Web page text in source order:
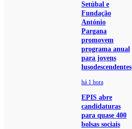
Setúbal e
Fundação
António
Pargana
promovem
programa anual
para jovens
lusodescendentes
há 1 hora
EPIS abre
candidaturas
para quase 400
bolsas sociais